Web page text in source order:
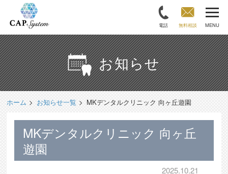
電話 無料相談 MENU
お知らせ
ホーム お知らせ一覧 MKデンタルクリニック 向ヶ丘遊園
MKデンタルクリニック 向ヶ丘
遊園
2025.10.21